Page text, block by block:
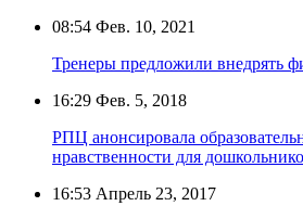
08:54 Фев. 10, 2021
Тренеры предложили внедрять
16:29 Фев. 5, 2018
РПЦ анонсировала
нравственности для
16:53 Апрель 23, 2017